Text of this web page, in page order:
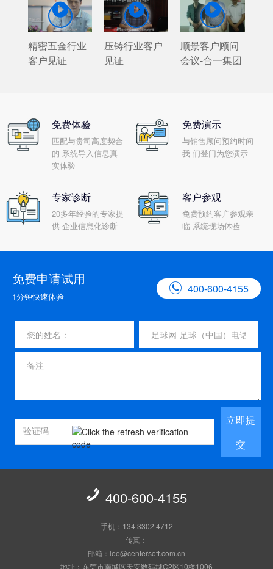

精密五金行业
客户见证

压铸行业客户
见证

顺景客户顾问
会议-合一集团
免费体验
匹配与贵司高度契合
的 系统导入信息真
实体验
免费演示
与销售顾问预约时间
我 们登门为您演示
专家诊断
20多年经验的专家提
供 企业信息化诊断
客户参观
免费预约客户参观亲
临 系统现场体验
免费申请试用
1分钟快速体验
 400-600-4155
立即提
交
 400-600-4155
手机：134 3302 4712
传真：
邮箱：lee@centersoft.com.cn
地址：东莞市南城区天安数码城C2区10楼1006